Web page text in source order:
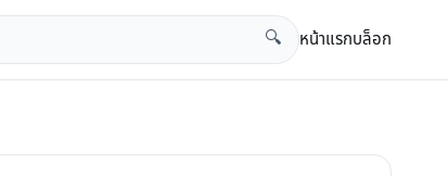
🔍 หน้าแรกบล็อก